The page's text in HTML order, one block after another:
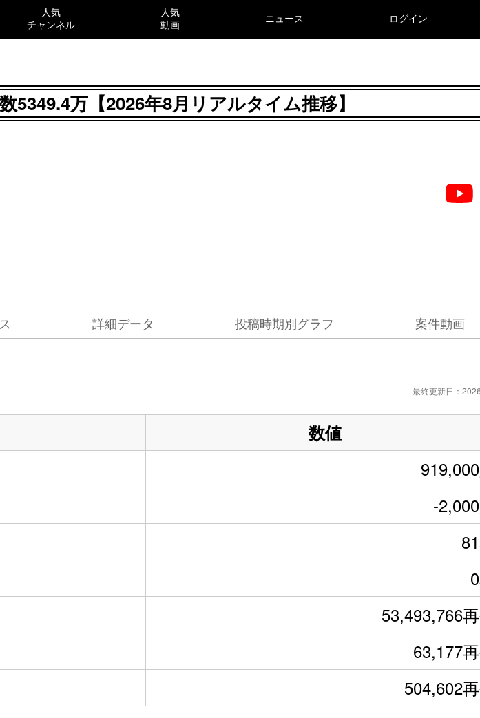
人気
チャンネル
人気
動画
ニュース ログイン
5349.4万【2026年8月リアルタイム推移】
詳細データ 投稿時期別グラフ 案件動画
最終更新日：
数値
-
53,493,766
63,177
504,602